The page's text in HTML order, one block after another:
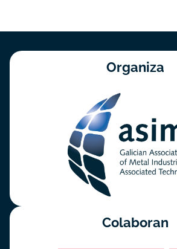
Organiza
Colaboran